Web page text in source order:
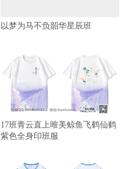
以梦为马不负韶华星辰班
17班青云直上唯美鲸鱼飞鹤仙鹤
紫色全身印班服